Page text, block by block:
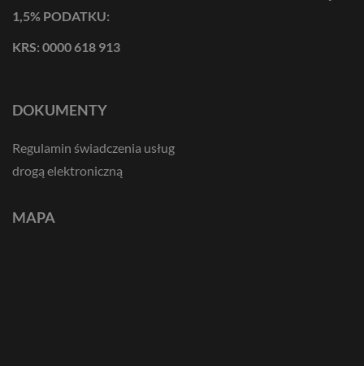
1,5% PODATKU:
KRS: 0000 618 913
DOKUMENTY
Regulamin świadczenia usług
drogą elektroniczną
MAPA